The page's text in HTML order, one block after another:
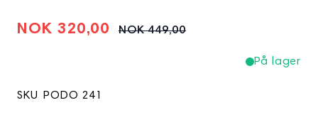
NOK 449,00
NOK 320,00
På lager
SKU PODO 241